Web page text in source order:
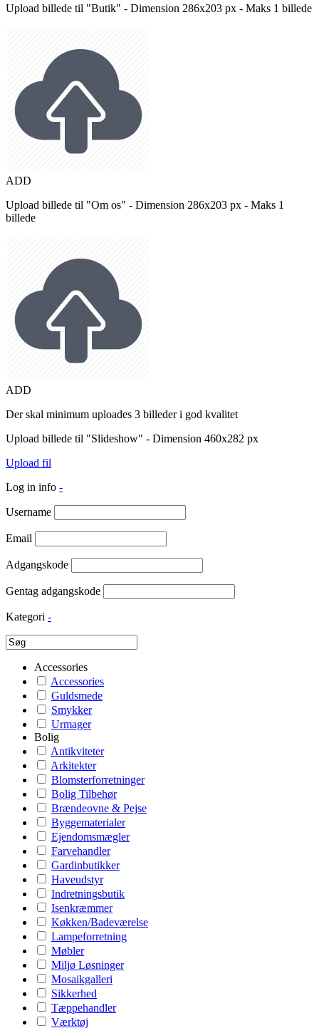
Upload billede til "Butik" - Dimension 286x203 px - Maks 1 billede
ADD
Upload billede til "Om os" - Dimension 286x203 px - Maks 1
billede
ADD
Der skal minimum uploades 3 billeder i god kvalitet
Upload billede til "Slideshow" - Dimension 460x282 px
Upload fil
Log in info -
Username
Email
Adgangskode
Gentag adgangskode
Kategori -
Accessories
Accessories
Guldsmede
Smykker
Urmager
Bolig
Antikviteter
Arkitekter
Blomsterforretninger
Bolig Tilbehør
Brændeovne & Pejse
Byggematerialer
Ejendomsmægler
Farvehandler
Gardinbutikker
Haveudstyr
Indretningsbutik
Isenkræmmer
Køkken/Badeværelse
Lampeforretning
Møbler
Miljø Løsninger
Mosaikgalleri
Sikkerhed
Tæppehandler
Værktøj